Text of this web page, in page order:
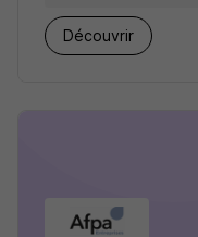
Découvrir